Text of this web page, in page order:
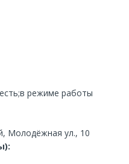
режиме работы
Молодёжная ул., 10